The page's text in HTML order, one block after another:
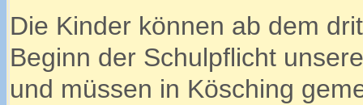
Die Kinder können ab dem
Beginn der Schulpflicht
und müssen in Kösching